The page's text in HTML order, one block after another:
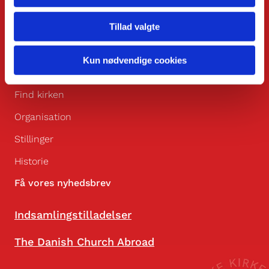
Tillad valgte
Kun nødvendige cookies
IBAN NR: DABADKKK
Om os
Det vi gør
Find kirken
Organisation
Stillinger
Historie
Få vores nyhedsbrev
Indsamlingstilladelser
The Danish Church Abroad